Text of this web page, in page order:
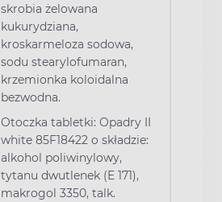
skrobia żelowana
kukurydziana,
kroskarmeloza sodowa,
sodu stearylofumaran,
krzemionka koloidalna
bezwodna.
Otoczka tabletki: Opadry II
white 85F18422 o składzie:
alkohol poliwinylowy,
tytanu dwutlenek (E 171),
makrogol 3350, talk.